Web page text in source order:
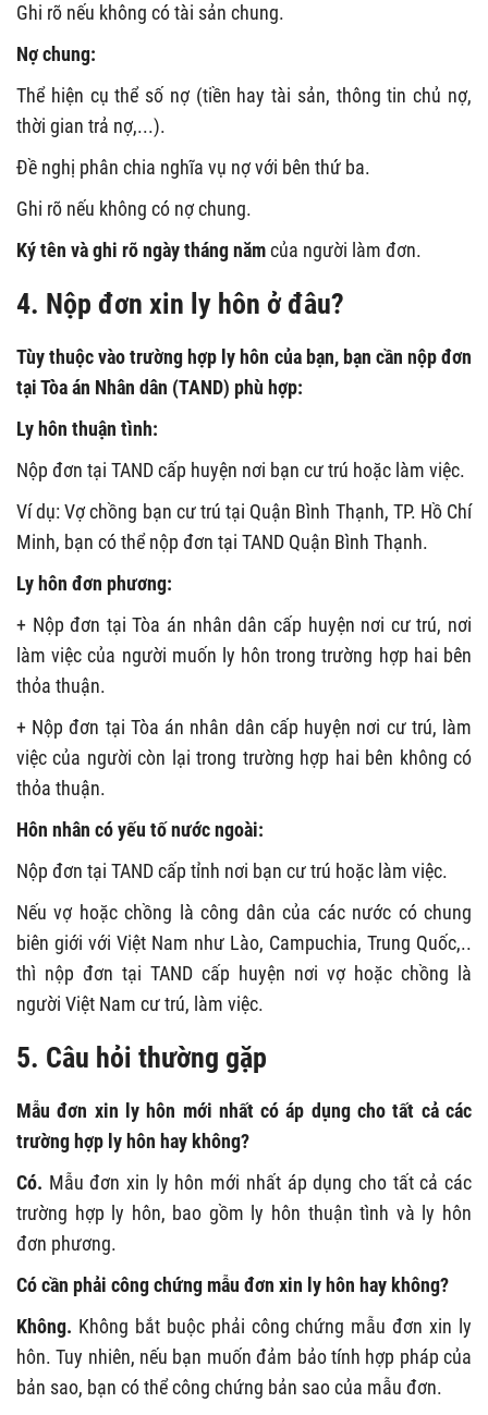
Ghi rõ nếu không có tài sản chung.
Nợ chung:
Thể hiện cụ thể số nợ (tiền hay tài sản, thông tin chủ nợ,
thời gian trả nợ,...).
Đề nghị phân chia nghĩa vụ nợ với bên thứ ba.
Ghi rõ nếu không có nợ chung.
Ký tên và ghi rõ ngày tháng nămcủa người làm đơn.
4. Nộp đơn xin ly hôn ở đâu?
Tùy thuộc vào trường hợp ly hôn của bạn, bạn cần nộp đơn
tại Tòa án Nhân dân (TAND) phù hợp:
Ly hôn thuận tình:
Nộp đơn tại TAND cấp huyện nơi bạn cư trú hoặc làm việc.
Ví dụ: Vợ chồng bạn cư trú tại Quận Bình Thạnh, TP. Hồ Chí
Minh, bạn có thể nộp đơn tại TAND Quận Bình Thạnh.
Ly hôn đơn phương:
+ Nộp đơn tại Tòa án nhân dân cấp huyện nơi cư trú, nơi
làm việc của người muốn ly hôn trong trường hợp hai bên
thỏa thuận.
+ Nộp đơn tại Tòa án nhân dân cấp huyện nơi cư trú, làm
việc của người còn lại trong trường hợp hai bên không có
thỏa thuận.
Hôn nhân có yếu tố nước ngoài:
Nộp đơn tại TAND cấp tỉnh nơi bạn cư trú hoặc làm việc.
Nếu vợ hoặc chồng là công dân của các nước có chung
biên giới với Việt Nam như Lào, Campuchia, Trung Quốc,..
thì nộp đơn tại TAND cấp huyện nơi vợ hoặc chồng là
người Việt Nam cư trú, làm việc.
5. Câu hỏi thường gặp
Mẫu đơn xin ly hôn mới nhất có áp dụng cho tất cả các
trường hợp ly hôn hay không?
Có. Mẫu đơn xin ly hôn mới nhất áp dụng cho tất cả các
trường hợp ly hôn, bao gồm ly hôn thuận tình và ly hôn
đơn phương.
Có cần phải công chứng mẫu đơn xin ly hôn hay không?
Không. Không bắt buộc phải công chứng mẫu đơn xin ly
hôn. Tuy nhiên, nếu bạn muốn đảm bảo tính hợp pháp của
bản sao, bạn có thể công chứng bản sao của mẫu đơn.